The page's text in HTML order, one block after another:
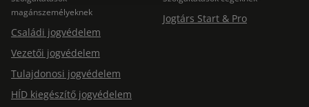
magánszemélyeknek
Családi jogvédelem
Vezetői jogvédelem
Tulajdonosi jogvédelem
HÍD kiegészítő jogvédelem
Jogtárs Start & Pro